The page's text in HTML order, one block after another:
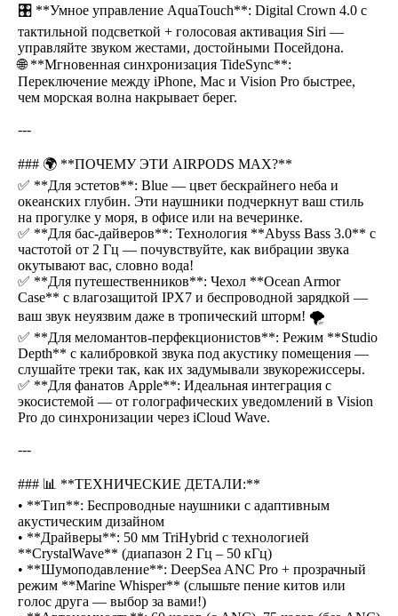
🎛️ **Умное управление AquaTouch**: Digital Crown 4.0 с
тактильной подсветкой + голосовая активация Siri —
управляйте звуком жестами, достойными Посейдона.
🌐 **Мгновенная синхронизация TideSync**:
Переключение между iPhone, Mac и Vision Pro быстрее,
чем морская волна накрывает берег.
---
### 🌍 **ПОЧЕМУ ЭТИ AIRPODS MAX?**
✅ **Для эстетов**: Blue — цвет бескрайнего неба и
океанских глубин. Эти наушники подчеркнут ваш стиль
на прогулке у моря, в офисе или на вечеринке.
✅ **Для бас-дайверов**: Технология **Abyss Bass 3.0** с
частотой от 2 Гц — почувствуйте, как вибрации звука
окутывают вас, словно вода!
✅ **Для путешественников**: Чехол **Ocean Armor
Case** с влагозащитой IPX7 и беспроводной зарядкой —
ваш звук неуязвим даже в тропический шторм! 🌪️
✅ **Для меломантов-перфекционистов**: Режим **Studio
Depth** с калибровкой звука под акустику помещения —
слушайте треки так, как их задумывали звукорежиссеры.
✅ **Для фанатов Apple**: Идеальная интеграция с
экосистемой — от голографических уведомлений в Vision
Pro до синхронизации через iCloud Wave.
---
### 📊 **ТЕХНИЧЕСКИЕ ДЕТАЛИ:**
• **Тип**: Беспроводные наушники с адаптивным
акустическим дизайном
• **Драйверы**: 50 мм TriHybrid с технологией
**CrystalWave** (диапазон 2 Гц – 50 кГц)
• **Шумоподавление**: DeepSea ANC Pro + прозрачный
режим **Marine Whisper** (слышьте пение китов или
голос друга — выбор за вами!)